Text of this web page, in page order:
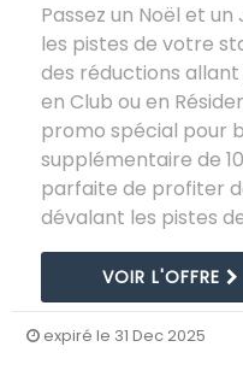
Passez un Noël et
les pistes de votre
des réductions allant
en Club ou en
promo spécial pour
supplémentaire de
parfaite de profiter
dévalant les pistes
VOIR L'OFFRE
expiré le 31 Dec 2025